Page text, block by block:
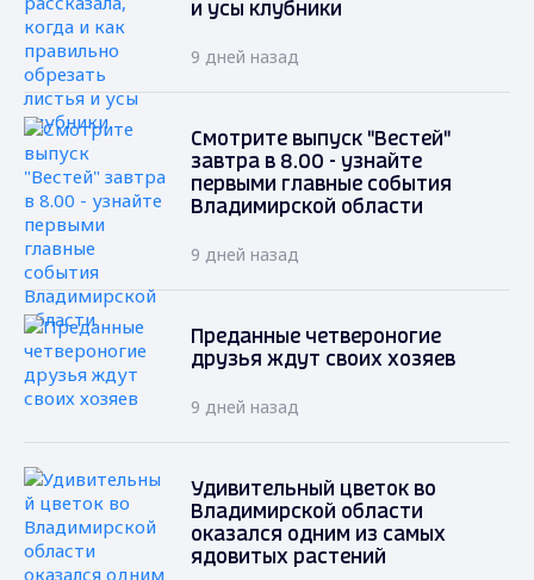
и усы клубники
9 дней назад
Смотрите выпуск "Вестей"
завтра в 8.00 - узнайте
первыми главные события
Владимирской области
9 дней назад
Преданные четвероногие
друзья ждут своих хозяев
9 дней назад
Удивительный цветок во
Владимирской области
оказался одним из самых
ядовитых растений